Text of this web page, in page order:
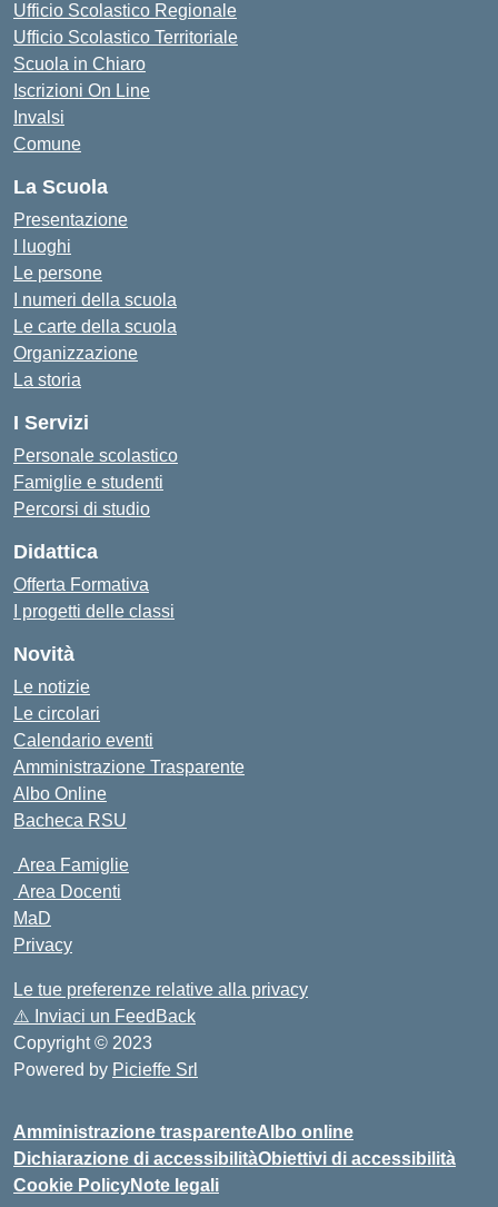
Ufficio Scolastico Regionale
Ufficio Scolastico Territoriale
Scuola in Chiaro
Iscrizioni On Line
Invalsi
Comune
La Scuola
Presentazione
I luoghi
Le persone
I numeri della scuola
Le carte della scuola
Organizzazione
La storia
I Servizi
Personale scolastico
Famiglie e studenti
Percorsi di studio
Didattica
Offerta Formativa
I progetti delle classi
Novità
Le notizie
Le circolari
Calendario eventi
Amministrazione Trasparente
Albo Online
Bacheca RSU
Area Famiglie
Area Docenti
MaD
Privacy
Le tue preferenze relative alla privacy
⚠️ Inviaci un FeedBack
Copyright © 2023
Powered by Picieffe Srl
Amministrazione trasparenteAlbo online
Dichiarazione di accessibilitàObiettivi di accessibilità
Cookie PolicyNote legali